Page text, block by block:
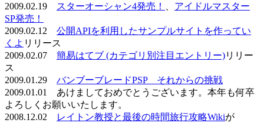
2009.02.19
スターオーシャン4発売！
アイドルマスター
SP発売！
2009.02.12 公開APIを利用したサンプルサイトを作ってい
くよ リリース
2009.02.07 簡易はてブ (カテゴリ別注目エントリー)リリー
ス
2009.01.29 バンブーブレードPSP それからの挑戦
2009.01.01 あけましておめでとうございます。本年も何卒
よろしくお願いいたします。
2008.12.02
レイトン教授と最後の時間旅行攻略Wikiが